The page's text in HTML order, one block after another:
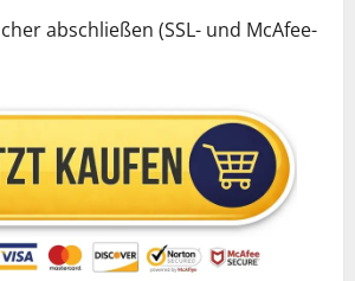
abschließen (SSL- und McAfee-